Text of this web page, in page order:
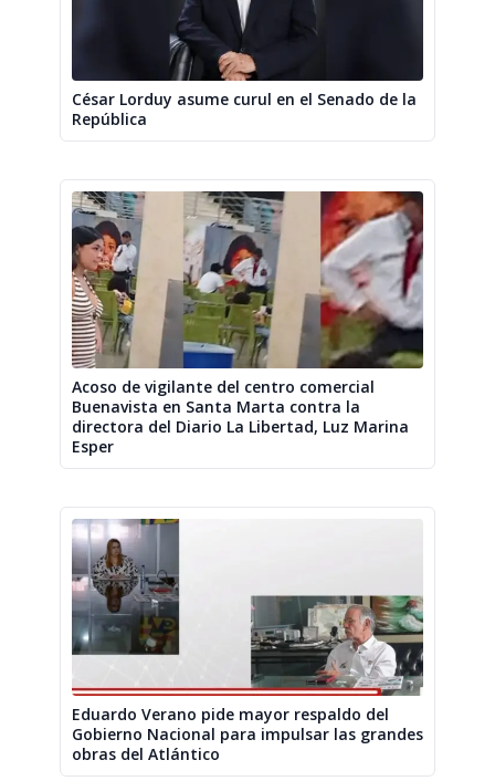
César Lorduy asume curul en el Senado de la
República
Acoso de vigilante del centro comercial
Buenavista en Santa Marta contra la
directora del Diario La Libertad, Luz Marina
Esper
Eduardo Verano pide mayor respaldo del
Gobierno Nacional para impulsar las grandes
obras del Atlántico